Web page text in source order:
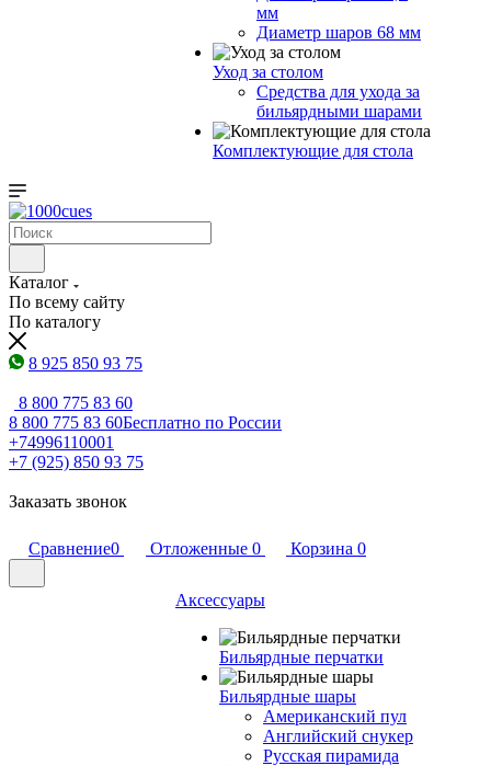
мм
Диаметр шаров 68 мм
Уход за столом
Средства для ухода за
бильярдными шарами
Комплектующие для стола
Каталог
По всему сайту
По каталогу
8 925 850 93 75
8 800 775 83 60
8 800 775 83 60Бесплатно по России
+74996110001
+7 (925) 850 93 75
Заказать звонок
Сравнение0 Отложенные 0 Корзина 0
Аксессуары
Бильярдные перчатки
Бильярдные шары
Американский пул
Английский снукер
Русская пирамида